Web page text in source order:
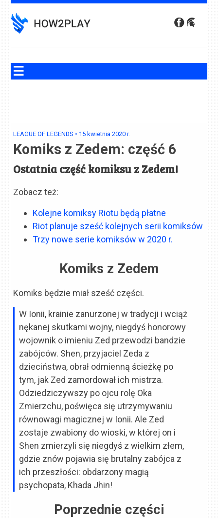
to
content
LEAGUE OF LEGENDS • 15 kwietnia 2020 r.
Komiks z Zedem: część 6
Ostatnia część komiksu z Zedem!
Zobacz też:
Kolejne komiksy Riotu będą płatne
Riot planuje sześć kolejnych serii komiksów
Trzy nowe serie komiksów w 2020 r.
Komiks z Zedem
Komiks będzie miał sześć części.
W Ionii, krainie zanurzonej w tradycji i wciąż
nękanej skutkami wojny, niegdyś honorowy
wojownik o imieniu Zed przewodzi bandzie
zabójców. Shen, przyjaciel Zeda z
dzieciństwa, obrał odmienną ścieżkę po
tym, jak Zed zamordował ich mistrza.
Odziedziczywszy po ojcu rolę Oka
Zmierzchu, poświęca się utrzymywaniu
równowagi magicznej w Ionii. Ale Zed
zostaje zwabiony do wioski, w której on i
Shen zmierzyli się niegdyś z wielkim złem,
gdzie znów pojawia się brutalny zabójca z
ich przeszłości: obdarzony magią
psychopata, Khada Jhin!
Poprzednie części